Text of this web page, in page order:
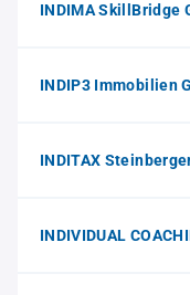
INDIMA SkillBridge
INDIP3 Immobilien
INDITAX
INDIVIDUAL